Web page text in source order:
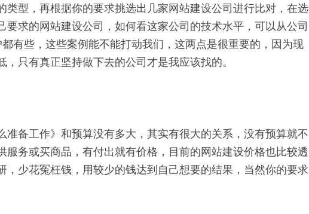
类型，再根据你的要求挑选出几家网站建设公司进行比对，在选
求的网站建设公司，如何看这家公司的技术水平，可以从公司
有些，这些案例能不能打动我们，这两点是很重要的，因为现
只有真正坚持做下去的公司才是我应该找的。
准备工作》和预算没有多大，其实有很大的关系，没有预算就不
服务或买商品，有付出就有价格，目前的网站建设价格也比较透
，少花冤枉钱，用较少的钱达到自己想要的结果，当然你的要求